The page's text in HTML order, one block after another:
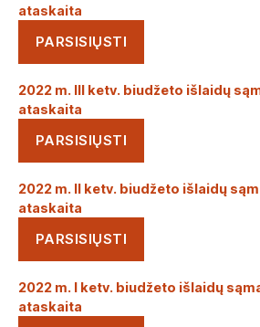
ataskaita
PARSISIŲSTI
2022 m. III ketv. biudžeto išlaidų
ataskaita
PARSISIŲSTI
2022 m. II ketv. biudžeto išlaidų
ataskaita
PARSISIŲSTI
2022 m. I ketv. biudžeto išlaidų
ataskaita